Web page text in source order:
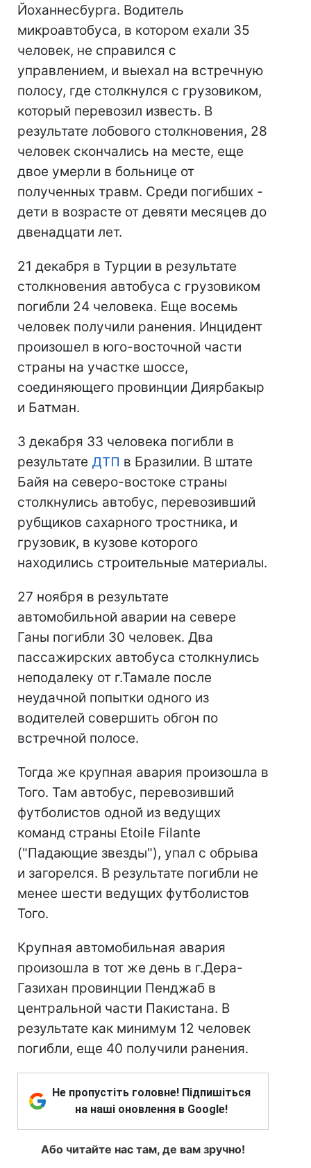
Йоханнесбурга. Водитель
микроавтобуса, в котором ехали 35
человек, не справился с
управлением, и выехал на встречную
полосу, где столкнулся с грузовиком,
который перевозил известь. В
результате лобового столкновения, 28
человек скончались на месте, еще
двое умерли в больнице от
полученных травм. Среди погибших -
дети в возрасте от девяти месяцев до
двенадцати лет.
21 декабря в Турции в результате
столкновения автобуса с грузовиком
погибли 24 человека. Еще восемь
человек получили ранения. Инцидент
произошел в юго-восточной части
страны на участке шоссе,
соединяющего провинции Диярбакыр
и Батман.
3 декабря 33 человека погибли в
результате ДТП в Бразилии. В штате
Байя на северо-востоке страны
столкнулись автобус, перевозивший
рубщиков сахарного тростника, и
грузовик, в кузове которого
находились строительные материалы.
27 ноября в результате
автомобильной аварии на севере
Ганы погибли 30 человек. Два
пассажирских автобуса столкнулись
неподалеку от г.Тамале после
неудачной попытки одного из
водителей совершить обгон по
встречной полосе.
Тогда же крупная авария произошла в
Того. Там автобус, перевозивший
футболистов одной из ведущих
команд страны Etoile Filante
("Падающие звезды"), упал с обрыва
и загорелся. В результате погибли не
менее шести ведущих футболистов
Того.
Крупная автомобильная авария
произошла в тот же день в г.Дера-
Газихан провинции Пенджаб в
центральной части Пакистана. В
результате как минимум 12 человек
погибли, еще 40 получили ранения.
Не пропустіть головне! Підпишіться
на наші оновлення в Google!
Або читайте нас там, де вам зручно!